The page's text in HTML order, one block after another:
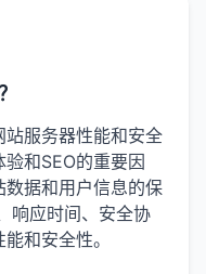
服务器性能和安全
和SEO的重要因
据和用户信息的保
响应时间、安全协
和安全性。